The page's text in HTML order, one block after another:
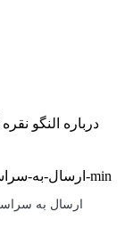
درباره النگو
ارسال به